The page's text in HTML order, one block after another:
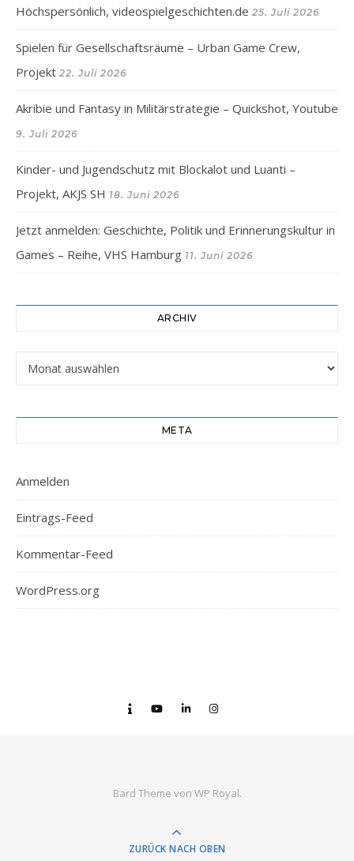
Höchspersönlich, videospielgeschichten.de 25. Juli 2026
Spielen für Gesellschaftsräume – Urban Game Crew,
Projekt 22. Juli 2026
Akribie und Fantasy in Militärstrategie – Quickshot, Youtube
9. Juli 2026
Kinder- und Jugendschutz mit Blockalot und Luanti –
Projekt, AKJS SH 18. Juni 2026
Jetzt anmelden: Geschichte, Politik und Erinnerungskultur in
Games – Reihe, VHS Hamburg 11. Juni 2026
ARCHIV
META
Anmelden
Eintrags-Feed
Kommentar-Feed
WordPress.org
Bard Theme von WP Royal.
ZURÜCK NACH OBEN